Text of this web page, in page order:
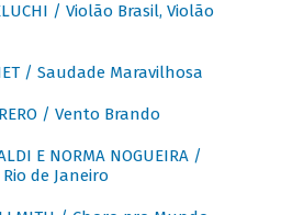
/ Violão Brasil, Violão
/ Saudade Maravilhosa
/ Vento Brando
E NORMA NOGUEIRA /
de Janeiro